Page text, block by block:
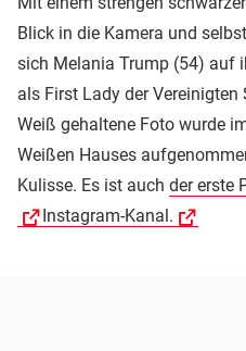
Blick in die Kamera und
sich Melania Trump (54) auf
als First Lady der
Weiß gehaltene Foto wurde
Weißen Hauses
Kulisse. Es ist auch der erste
Instagram-Kanal.